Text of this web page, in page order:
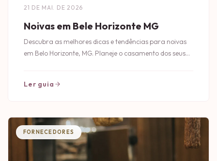
21 DE MAI. DE 2026
Noivas em Bele Horizonte MG
Descubra as melhores dicas e tendências para noivas
em Belo Horizonte, MG. Planeje o casamento dos seus
Ler guia
FORNECEDORES